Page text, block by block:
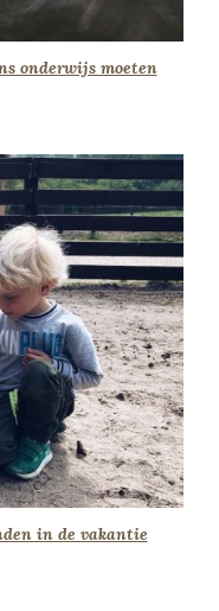
onderwijs moeten
in de vakantie